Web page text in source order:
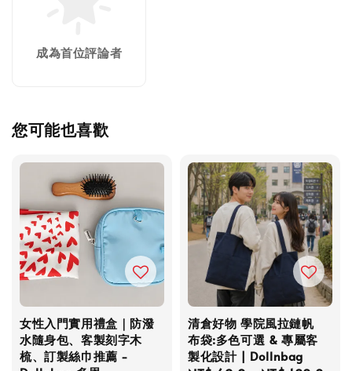
成為首位評論者
您可能也喜歡
女性入門實用禮盒｜防潑
水隨身包、客製刻字木
梳、訂製絲巾推薦 -
清倉好物 學院風拉鏈帆
布袋:多色可選 & 專屬客
製化設計 | Dollnbag